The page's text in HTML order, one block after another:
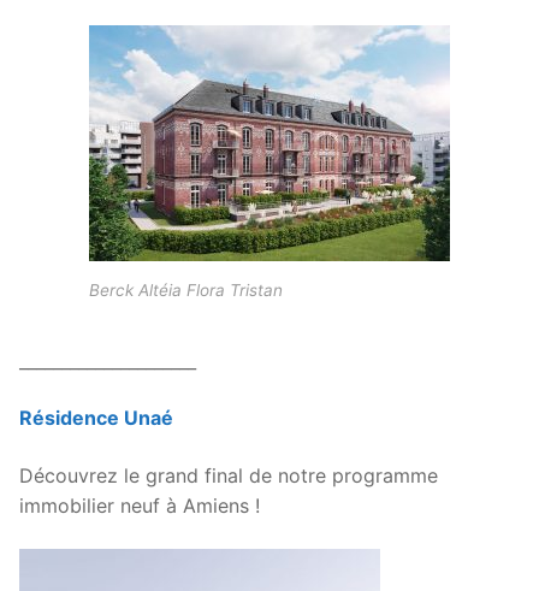
Berck Altéia Flora Tristan
Résidence Unaé
Découvrez le grand final de notre programme
immobilier neuf à Amiens !